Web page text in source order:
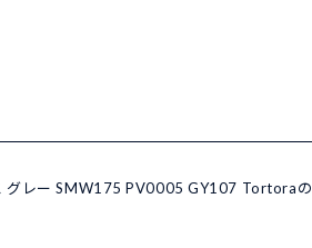
グレー SMW175 PV0005 GY107 Tortoraの